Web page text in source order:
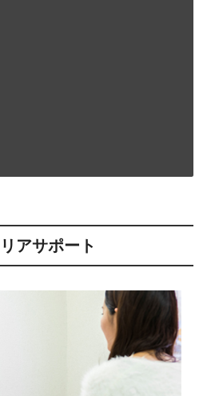
アサポート